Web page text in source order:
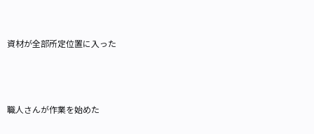
資材が全部所定位置に入った
職人さんが作業を始めた